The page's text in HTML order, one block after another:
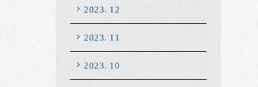
2023. 12
2023. 11
2023. 10